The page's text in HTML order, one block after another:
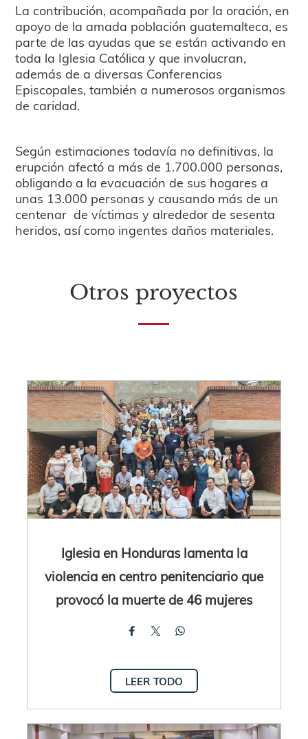
La contribución, acompañada por la oración, en
apoyo de la amada población guatemalteca, es
parte de las ayudas que se están activando en
toda la Iglesia Católica y que involucran,
además de a diversas Conferencias
Episcopales, también a numerosos organismos
de caridad.
Según estimaciones todavía no definitivas, la
erupción afectó a más de 1.700.000 personas,
obligando a la evacuación de sus hogares a
unas 13.000 personas y causando más de un
centenar de víctimas y alrededor de sesenta
heridos, así como ingentes daños materiales.
Otros proyectos
Iglesia en Honduras lamenta la
violencia en centro penitenciario que
provocó la muerte de 46 mujeres
LEER TODO